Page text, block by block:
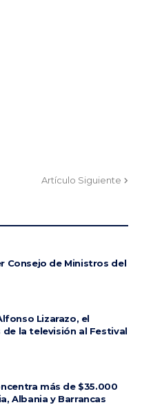
Artículo Siguiente
Consejo de Ministros del
Lizarazo, el
la televisión al Festival
más de $35.000
Albania y Barrancas